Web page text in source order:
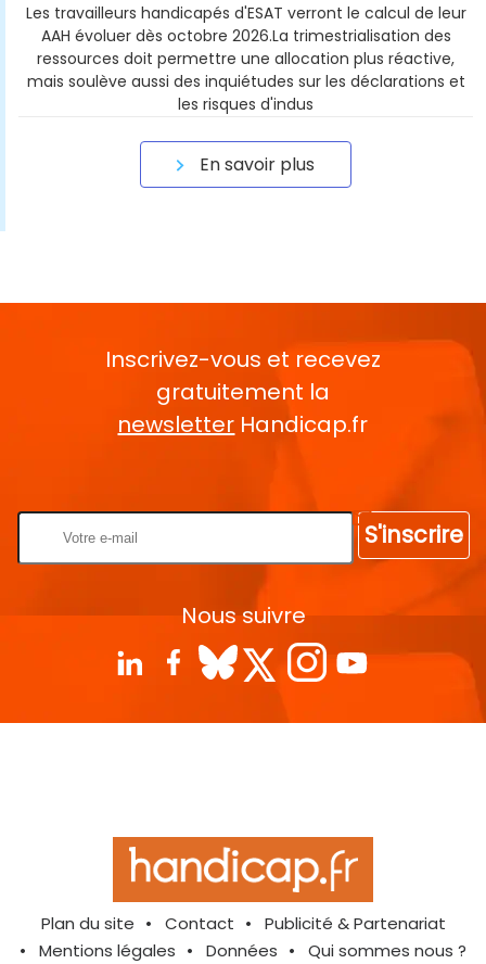
Les travailleurs handicapés d'ESAT verront le calcul de leur
AAH évoluer dès octobre 2026.La trimestrialisation des
ressources doit permettre une allocation plus réactive,
mais soulève aussi des inquiétudes sur les déclarations et
les risques d'indus
En savoir plus
Inscrivez-vous et recevez
gratuitement la
newsletter Handicap.fr
S'inscrire
Nous suivre
Plan du site Contact
Publicité & Partenariat
Mentions légales
Données Qui sommes nous ?